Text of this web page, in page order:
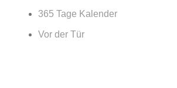
365 Tage Kalender
Vor der Tür